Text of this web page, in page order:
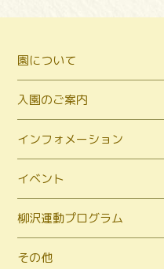
園について
入園のご案内
インフォメーション
イベント
柳沢運動プログラム
その他